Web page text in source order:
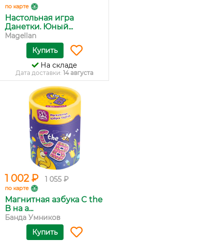
по карте
Настольная игра
Данетки. Юный...
Magellan
Купить
На складе
Дата доставки: 14 августа
1 002 ₽ 1 055 ₽
по карте
Магнитная азбука C the
B на а...
Банда Умников
Купить